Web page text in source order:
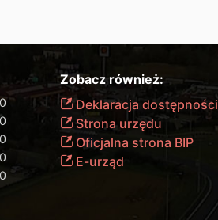
Zobacz również:
Deklaracja dostępności
Strona urzędu
Oficjalna strona BIP
E-urząd